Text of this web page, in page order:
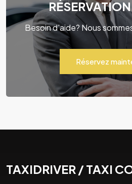
Besoin d'aide? Nous
Réservez
TAXIDRIVER / TAXI